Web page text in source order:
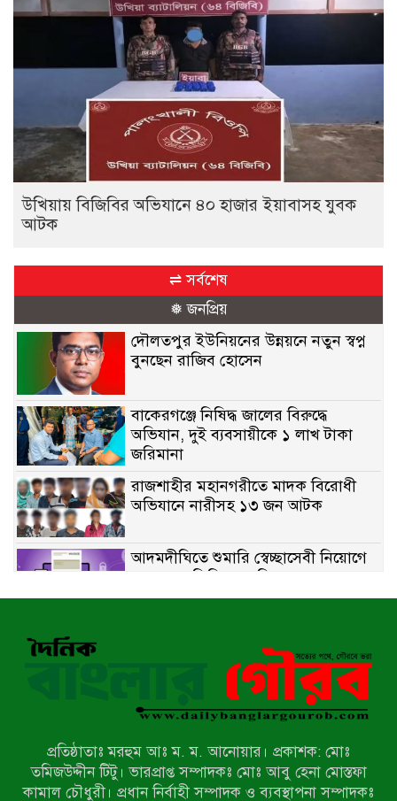
উখিয়ায় বিজিবির অভিযানে ৪০ হাজার ইয়াবাসহ যুবক
আটক
⇌ সর্বশেষ
❅ জনপ্রিয়
দৌলতপুর ইউনিয়নের উন্নয়নে নতুন স্বপ্ন
বুনছেন রাজিব হোসেন
বাকেরগঞ্জে নিষিদ্ধ জালের বিরুদ্ধে
অভিযান, দুই ব্যবসায়ীকে ১ লাখ টাকা
জরিমানা
রাজশাহীর মহানগরীতে মাদক বিরোধী
অভিযানে নারীসহ ১৩ জন আটক
আদমদীঘিতে শুমারি স্বেচ্ছাসেবী নিয়োগে
যোগ্যতার ভিত্তিতে তালিকা প্রকাশ;
নির্বাচিতদের আ.লীগ ট্যাগে প্রচারণা
নেওয়ার হুমকি দিলেন দোড়া মাদরাসার
পরিচয় দেওয়া সভাপতি
উখিয়ায় বিজিবির অভিযানে ৪০ হাজার
ইয়াবাসহ যুবক আটক
পোরশায় ৭ মাসে ১৯ জনের অপমৃত্যু,
শীর্ষে আত্মহত্যা
প্রতিষ্ঠাতাঃ মরহুম আঃ ম. ম. আনোয়ার। প্রকাশক: মোঃ
তমিজউদ্দীন টিটু। ভারপ্রাপ্ত সম্পাদকঃ মোঃ আবু হেনা মোস্তফা
কামাল চৌধুরী। প্রধান নির্বাহী সম্পাদক ও ব্যবস্থাপনা সম্পাদকঃ